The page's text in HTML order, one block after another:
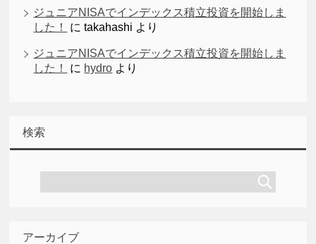
ジュニアNISAでインデックス積立投資を開始しま
した！
にtakahashi より
ジュニアNISAでインデックス積立投資を開始しま
した！
に hydro より
検索
アーカイブ